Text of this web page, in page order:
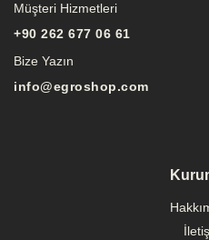
Müşteri Hizmetleri
+90 262 677 06 61
Bize Yazın
info@egroshop.com